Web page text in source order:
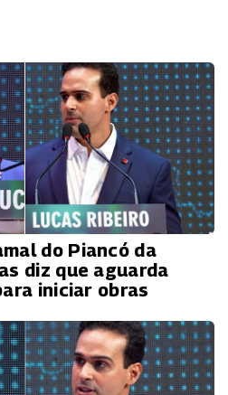
do Piancó da
diz que aguarda
iniciar obras